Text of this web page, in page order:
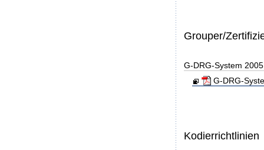
Grouper/
G-DRG-System
G-DRG-
Kodierrichtlinien